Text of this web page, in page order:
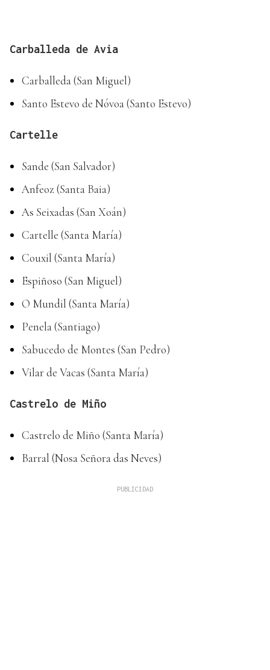
Carballeda de Avia
Carballeda (San Miguel)
Santo Estevo de Nóvoa (Santo Estevo)
Cartelle
Sande (San Salvador)
Anfeoz (Santa Baia)
As Seixadas (San Xoán)
Cartelle (Santa María)
Couxil (Santa María)
Espiñoso (San Miguel)
O Mundil (Santa María)
Penela (Santiago)
Sabucedo de Montes (San Pedro)
Vilar de Vacas (Santa María)
Castrelo de Miño
Castrelo de Miño (Santa María)
Barral (Nosa Señora das Neves)